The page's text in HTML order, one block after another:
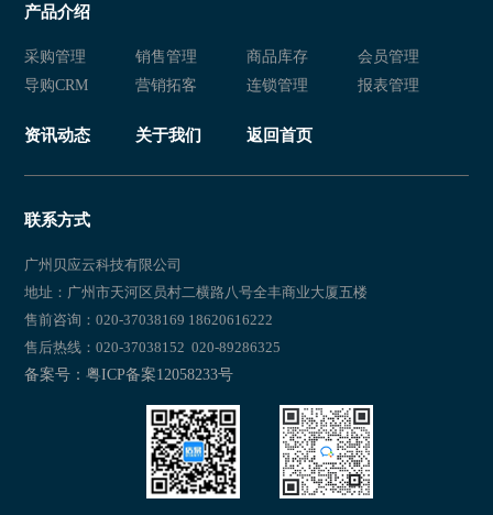
产品介绍
采购管理 销售管理 商品库存
会员管理
导购CRM
营销拓客 连锁管理 报表管理
资讯动态 关于我们 返回首页
联系方式
广州贝应云科技有限公司
地址：广州市天河区员村二横路八号全丰商业大厦五楼
售前咨询：020-37038169 18620616222
售后热线：020-37038152 020-89286325
备案号：粤ICP备案12058233号